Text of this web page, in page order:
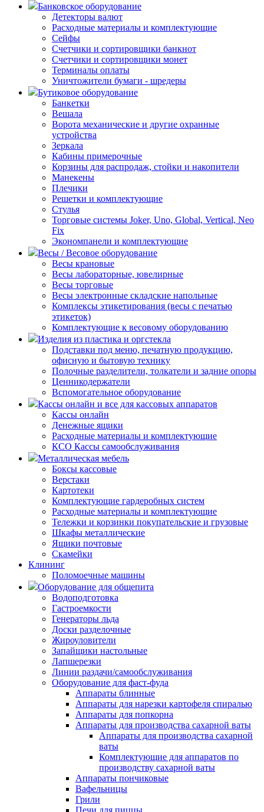
Банковское оборудование
Детекторы валют
Расходные материалы и комплектующие
Сейфы
Счетчики и сортировщики банкнот
Счетчики и сортировщики монет
Терминалы оплаты
Уничтожители бумаги - шредеры
Бутиковое оборудование
Банкетки
Вешала
Ворота механические и другие охранные
устройства
Зеркала
Кабины примерочные
Корзины для распродаж, стойки и накопители
Манекены
Плечики
Решетки и комплектующие
Стулья
Торговые системы Joker, Uno, Global, Vertical, Neo
Fix
Экономпанели и комплектующие
Весы / Весовое оборудование
Весы крановые
Весы лабораторные, ювелирные
Весы торговые
Весы электронные складские напольные
Комплексы этикетирования (весы с печатью
этикеток)
Комплектующие к весовому оборудованию
Изделия из пластика и оргстекла
Подставки под меню, печатную продукцию,
офисную и бытовую технику
Полочные разделители, толкатели и задние опоры
Ценникодержатели
Вспомогательное оборудование
Кассы онлайн и все для кассовых аппаратов
Кассы онлайн
Денежные ящики
Расходные материалы и комплектующие
КСО Кассы самообслуживания
Металлическая мебель
Боксы кассовые
Верстаки
Картотеки
Комплектующие гардеробных систем
Расходные материалы и комплектующие
Тележки и корзинки покупательские и грузовые
Шкафы металлические
Ящики почтовые
Скамейки
Клининг
Поломоечные машины
Оборудование для общепита
Водоподготовка
Гастроемкости
Генераторы льда
Доски разделочные
Жироуловители
Запайщики настольные
Лапшерезки
Линии раздачи/самообслуживания
Оборудование для фаст-фуда
Аппараты блинные
Аппараты для нарезки картофеля спиралью
Аппараты для попкорна
Аппараты для производства сахарной ваты
Аппараты для производства сахарной
ваты
Комплектующие для аппаратов по
производству сахарной ваты
Аппараты пончиковые
Вафельницы
Грили
Печи для пиццы